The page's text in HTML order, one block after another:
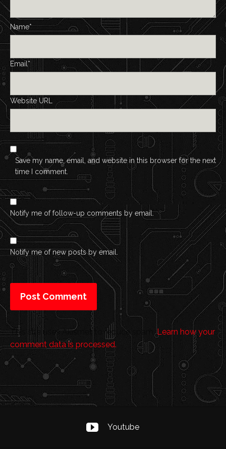
Name*
Email*
Website URL
Save my name, email, and website in this browser for the next
time I comment.
Notify me of follow-up comments by email.
Notify me of new posts by email.
This site uses Akismet to reduce spam.Learn how your
comment data is processed.
Youtube